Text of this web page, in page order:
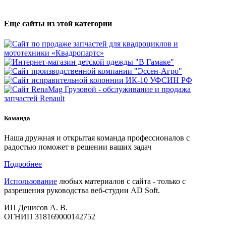
Еще сайты из этой категории
Команда
Наша дружная и открытая команда профессионалов с
радостью поможет в решении ваших задач
Подробнее
Использование любых материалов с сайта - только с
разрешения руководства веб-студии AD Soft.
ИП Денисов А. В.
ОГНИП 318169000142752